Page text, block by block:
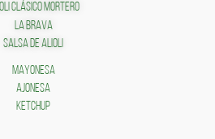
CLÁSICO MORTERO
LA BRAVA
SALSA DE ALIOLI
MAYONESA
AJONESA
KETCHUP